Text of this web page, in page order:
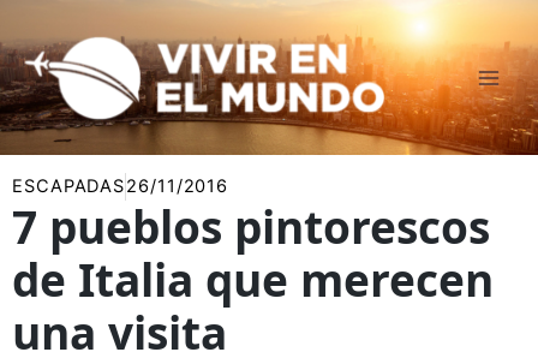
al
contenido
ESCAPADAS26/11/2016
7 pueblos pintorescos
de Italia que merecen
una visita